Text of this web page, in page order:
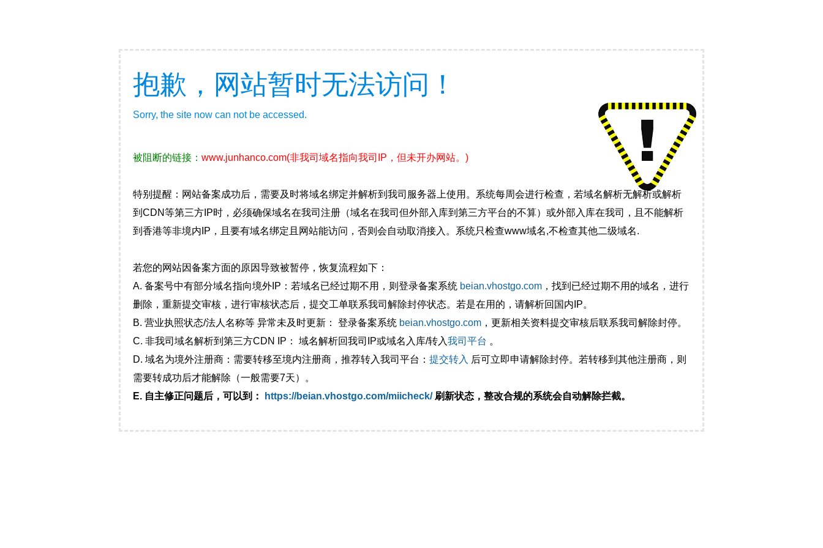
抱歉，网站暂时无法访问！
Sorry, the site now can not be accessed.
被阻断的链接： www.junhanco.com(非我司域名指向我司IP，但未开办网站。)
特别提醒：网站备案成功后，需要及时将域名绑定并解析到我司服务器上使用。系统每周会进行检查，若域名解析无解析或解析
到CDN等第三方IP时，必须确保域名在我司注册（域名在我司但外部入库到第三方平台的不算）或外部入库在我司，且不能解析
到香港等非境内IP，且要有域名绑定且网站能访问，否则会自动取消接入。系统只检查www域名,不检查其他二级域名.
若您的网站因备案方面的原因导致被暂停，恢复流程如下：
A. 备案号中有部分域名指向境外IP：若域名已经过期不用，则登录备案系统 beian.vhostgo.com ，找到已经过期不用的域名，进行
删除，重新提交审核，进行审核状态后，提交工单联系我司解除封停状态。若是在用的，请解析回国内IP。
B. 营业执照状态/法人名称等 异常未及时更新： 登录备案系统 beian.vhostgo.com ，更新相关资料提交审核后联系我司解除封停。
C. 非我司域名解析到第三方CDN IP： 域名解析回我司IP或域名入库/转入我司平台 。
D. 域名为境外注册商：需要转移至境内注册商，推荐转入我司平台： 提交转入 后可立即申请解除封停。若转移到其他注册商，则
需要转成功后才能解除（一般需要7天）。
E. 自主修正问题后，可以到：
https://beian.vhostgo.com/miicheck/刷新状态，整改合规的系统会自动解除拦截。